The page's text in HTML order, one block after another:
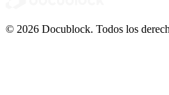
© 2026 Docublock. Todos los